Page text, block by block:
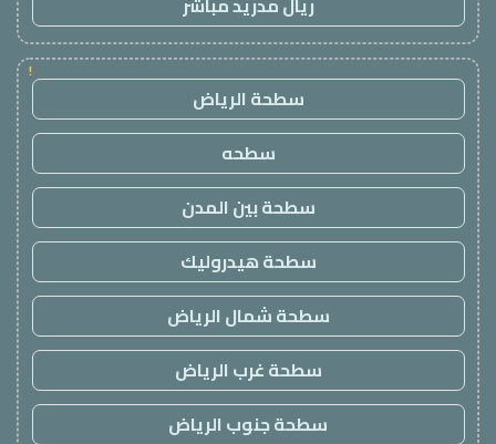
!
سطحة الرياض
سطحه
سطحة بين المدن
سطحة هيدروليك
سطحة شمال الرياض
سطحة غرب الرياض
سطحة جنوب الرياض